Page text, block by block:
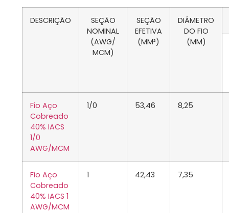
DESCRIÇÃO
SEÇÃO
NOMINAL
(AWG/
MCM)
SEÇÃO
EFETIVA
(MM²)
DIÂMETRO
DO FIO
(MM)
Fio Aço
Cobreado
40% IACS
1/0
AWG/MCM
1/0 53,46 8,25
Fio Aço
Cobreado
40% IACS 1
AWG/MCM
1 42,43 7,35